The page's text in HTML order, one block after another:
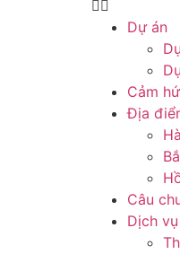
Dự án
Cảm
Địa
Câu
Dịch vụ